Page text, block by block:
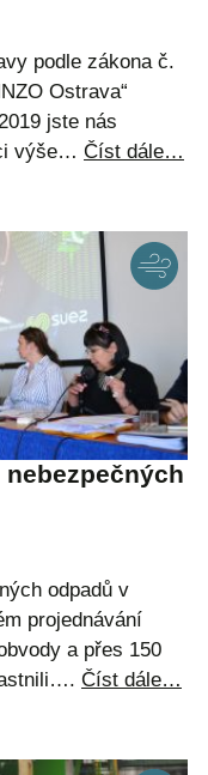
podle zákona č.
Ostrava“
jste nás
výše… Číst dále…
odpadů v
projednávání
a přes 150
Číst dále…